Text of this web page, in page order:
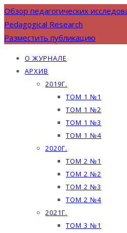
Обзор педагогических
Pedagogical Research
Разместить публикацию
О ЖУРНАЛЕ
АРХИВ
2019Г.
ТОМ 1 №1
ТОМ 1 №2
ТОМ 1 №3
ТОМ 1 №4
2020Г.
ТОМ 2 №1
ТОМ 2 №2
ТОМ 2 №3
ТОМ 2 №4
2021Г.
ТОМ 3 №1